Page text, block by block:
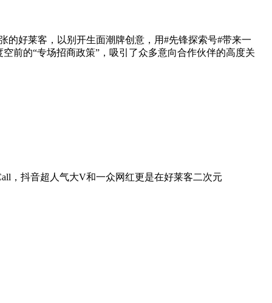
的好莱客，以别开生面潮牌创意，用#先锋探索号#带来一
前的“专场招商政策”，吸引了众多意向合作伙伴的高度关
，抖音超人气大V和一众网红更是在好莱客二次元